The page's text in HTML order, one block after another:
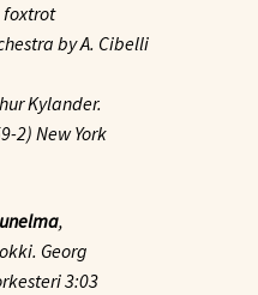
foxtrot
by A. Cibelli
Kylander.
2) New York
,
Georg
3:03